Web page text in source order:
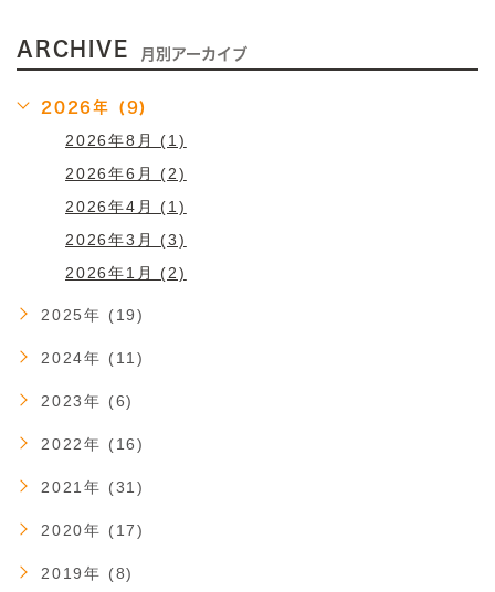
ARCHIVE 月別アーカイブ
2026年 (9)
2026年8月 (1)
2026年6月 (2)
2026年4月 (1)
2026年3月 (3)
2026年1月 (2)
2025年 (19)
2024年 (11)
2023年 (6)
2022年 (16)
2021年 (31)
2020年 (17)
2019年 (8)